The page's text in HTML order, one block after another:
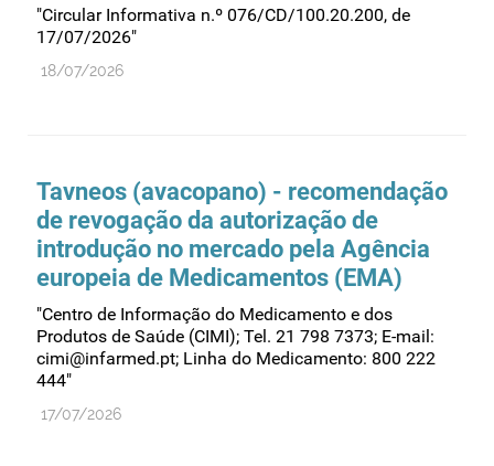
Prescrição
Preços
Qualidade e normalização
Reações adversas
Recursos humanos
Registo
Regulamentação
Relações internacionais
Substâncias controladas
"Circular Informativa n.º 076/CD/100.20.200, de
17/07/2026"
18/07/2026
Tavneos (avacopano) - recomendação
de revogação da autorização de
introdução no mercado pela Agência
europeia de Medicamentos (EMA)
"Centro de Informação do Medicamento e dos
Produtos de Saúde (CIMI); Tel. 21 798 7373; E-mail:
cimi@infarmed.pt; Linha do Medicamento: 800 222
444"
17/07/2026